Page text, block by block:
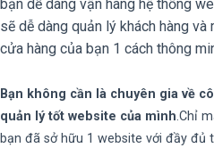
bạn dễ dàng vận hàng hệ thống
sẽ dễ dàng quản lý khách hàng
cửa hàng của bạn 1 cách thông
Bạn không cần là chuyên gia về
quản lý tốt website của mình.Chỉ
bạn đã sở hữu 1 website với đầy đủ